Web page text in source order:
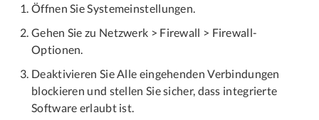
Öffnen Sie Systemeinstellungen.
Gehen Sie zu Netzwerk > Firewall > Firewall-
Optionen.
Deaktivieren Sie Alle eingehenden Verbindungen
blockieren und stellen Sie sicher, dass integrierte
Software erlaubt ist.